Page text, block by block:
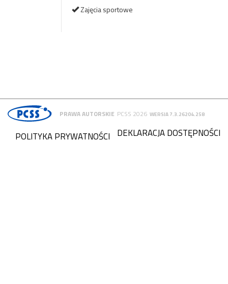
Zajęcia sportowe
PRAWA AUTORSKIE PCSS 2026 WERSJA 7.3.26204.258
DEKLARACJA DOSTĘPNOŚCI
POLITYKA PRYWATNOŚCI